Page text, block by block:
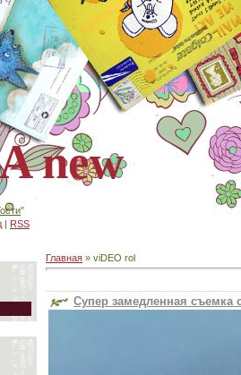
new
"
| RSS
Главная » viDEO rol
Супер замедленная съемка